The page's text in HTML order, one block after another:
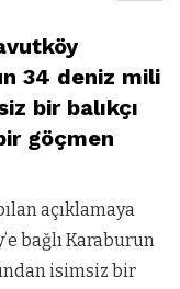
34 deniz mili
bir balıkçı
göçmen
açıklamaya
bağlı Karaburun
isimsiz bir